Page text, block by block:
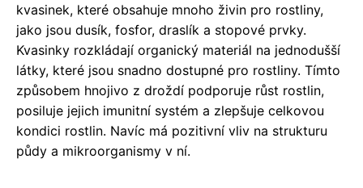
kvasinek, které obsahuje mnoho živin pro rostliny,
jako jsou dusík, fosfor, draslík a stopové prvky.
Kvasinky rozkládají organický materiál na jednodušší
látky, které jsou snadno dostupné pro rostliny. Tímto
způsobem hnojivo z droždí podporuje růst rostlin,
posiluje jejich imunitní systém a zlepšuje celkovou
kondici rostlin. Navíc má pozitivní vliv na strukturu
půdy a mikroorganismy v ní.